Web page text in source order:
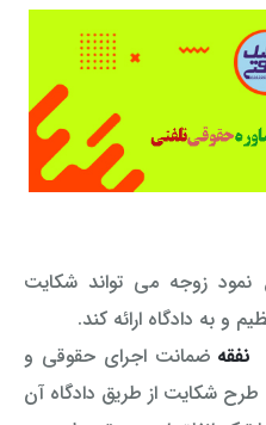
نمود زوجه می تواند شکایت
و به دادگاه ارائه کند.
ضمانت اجرای حقوقی و
طرح شکایت از طریق دادگاه آن